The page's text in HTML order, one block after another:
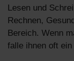
Lesen und
Rechnen,
Bereich. Wenn
falle ihnen oft